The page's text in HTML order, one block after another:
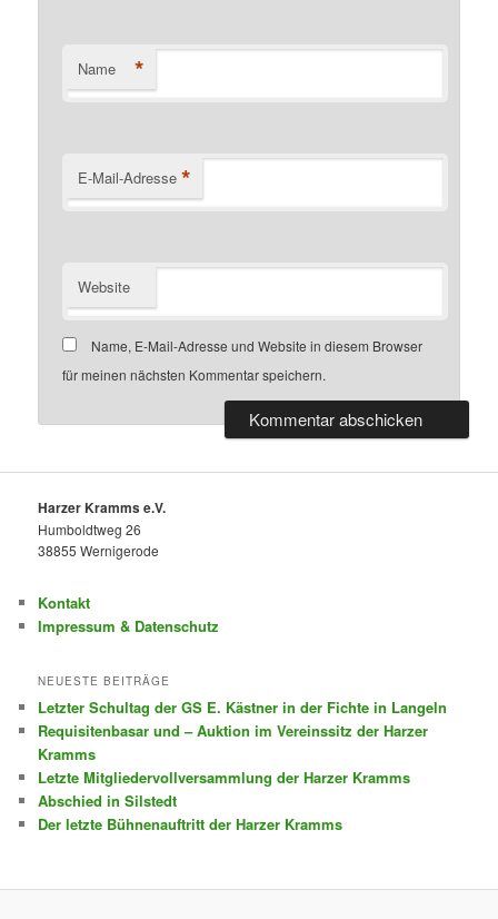
Name *
E-Mail-Adresse *
Website
Name, E-Mail-Adresse und Website in diesem Browser
für meinen nächsten Kommentar speichern.
Harzer Kramms e.V.
Humboldtweg 26
38855 Wernigerode
Kontakt
Impressum & Datenschutz
NEUESTE BEITRÄGE
Letzter Schultag der GS E. Kästner in der Fichte in Langeln
Requisitenbasar und – Auktion im Vereinssitz der Harzer
Kramms
Letzte Mitgliedervollversammlung der Harzer Kramms
Abschied in Silstedt
Der letzte Bühnenauftritt der Harzer Kramms